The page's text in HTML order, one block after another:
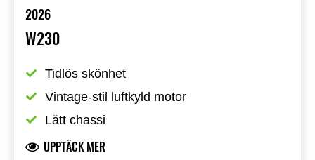
2026
W230
Tidlös skönhet
Vintage-stil luftkyld motor
Lätt chassi
UPPTÄCK MER